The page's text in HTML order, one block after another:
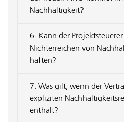
Nachhaltigkeit?
6. Kann der
Nichterreichen von
haften?
7. Was gilt, wenn der
expliziten
enthält?